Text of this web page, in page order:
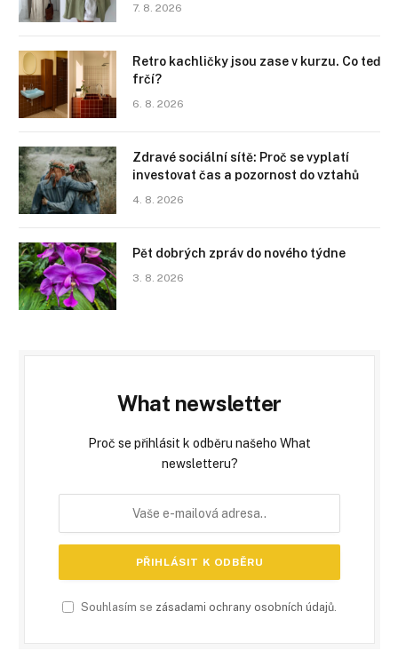
7. 8. 2026
Retro kachličky jsou zase v kurzu. Co teď
frčí?
6. 8. 2026
Zdravé sociální sítě: Proč se vyplatí
investovat čas a pozornost do vztahů
4. 8. 2026
Pět dobrých zpráv do nového týdne
3. 8. 2026
What newsletter
Proč se přihlásit k odběru našeho What
newsletteru?
Souhlasím se zásadami ochrany osobních údajů